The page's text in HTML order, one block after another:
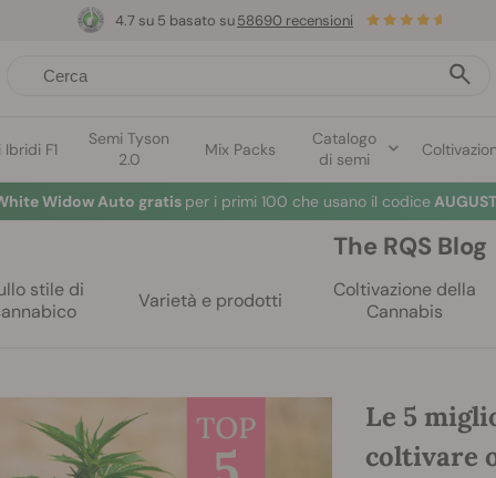
Ibridi F1
Semi Tyson
2.0
Mix Packs
Catalogo
di semi
4.7 su 5 basato su58690 recensioni
Widow Auto gratis per i primi 100 che usano il codice
The RQS Blog
stile di
Varietà e prodotti
Coltivazione della
Cannabis
Le 5
coltivare